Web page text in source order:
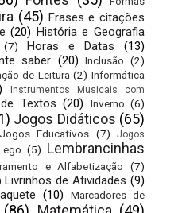
(45) Frases e citações
(20) História e Geografia
(7) Horas e Datas
(13)
saber (20) Inclusão (2)
de Leitura (2) Informática
Instrumentos Musicais com
Textos (20) Inverno (6)
Jogos Didáticos (65)
Jogos Educativos (7)
Jogos
(5) Lembrancinhas
e Alfabetização
(7)
Livrinhos de Atividades (9)
(10)
Marcadores de